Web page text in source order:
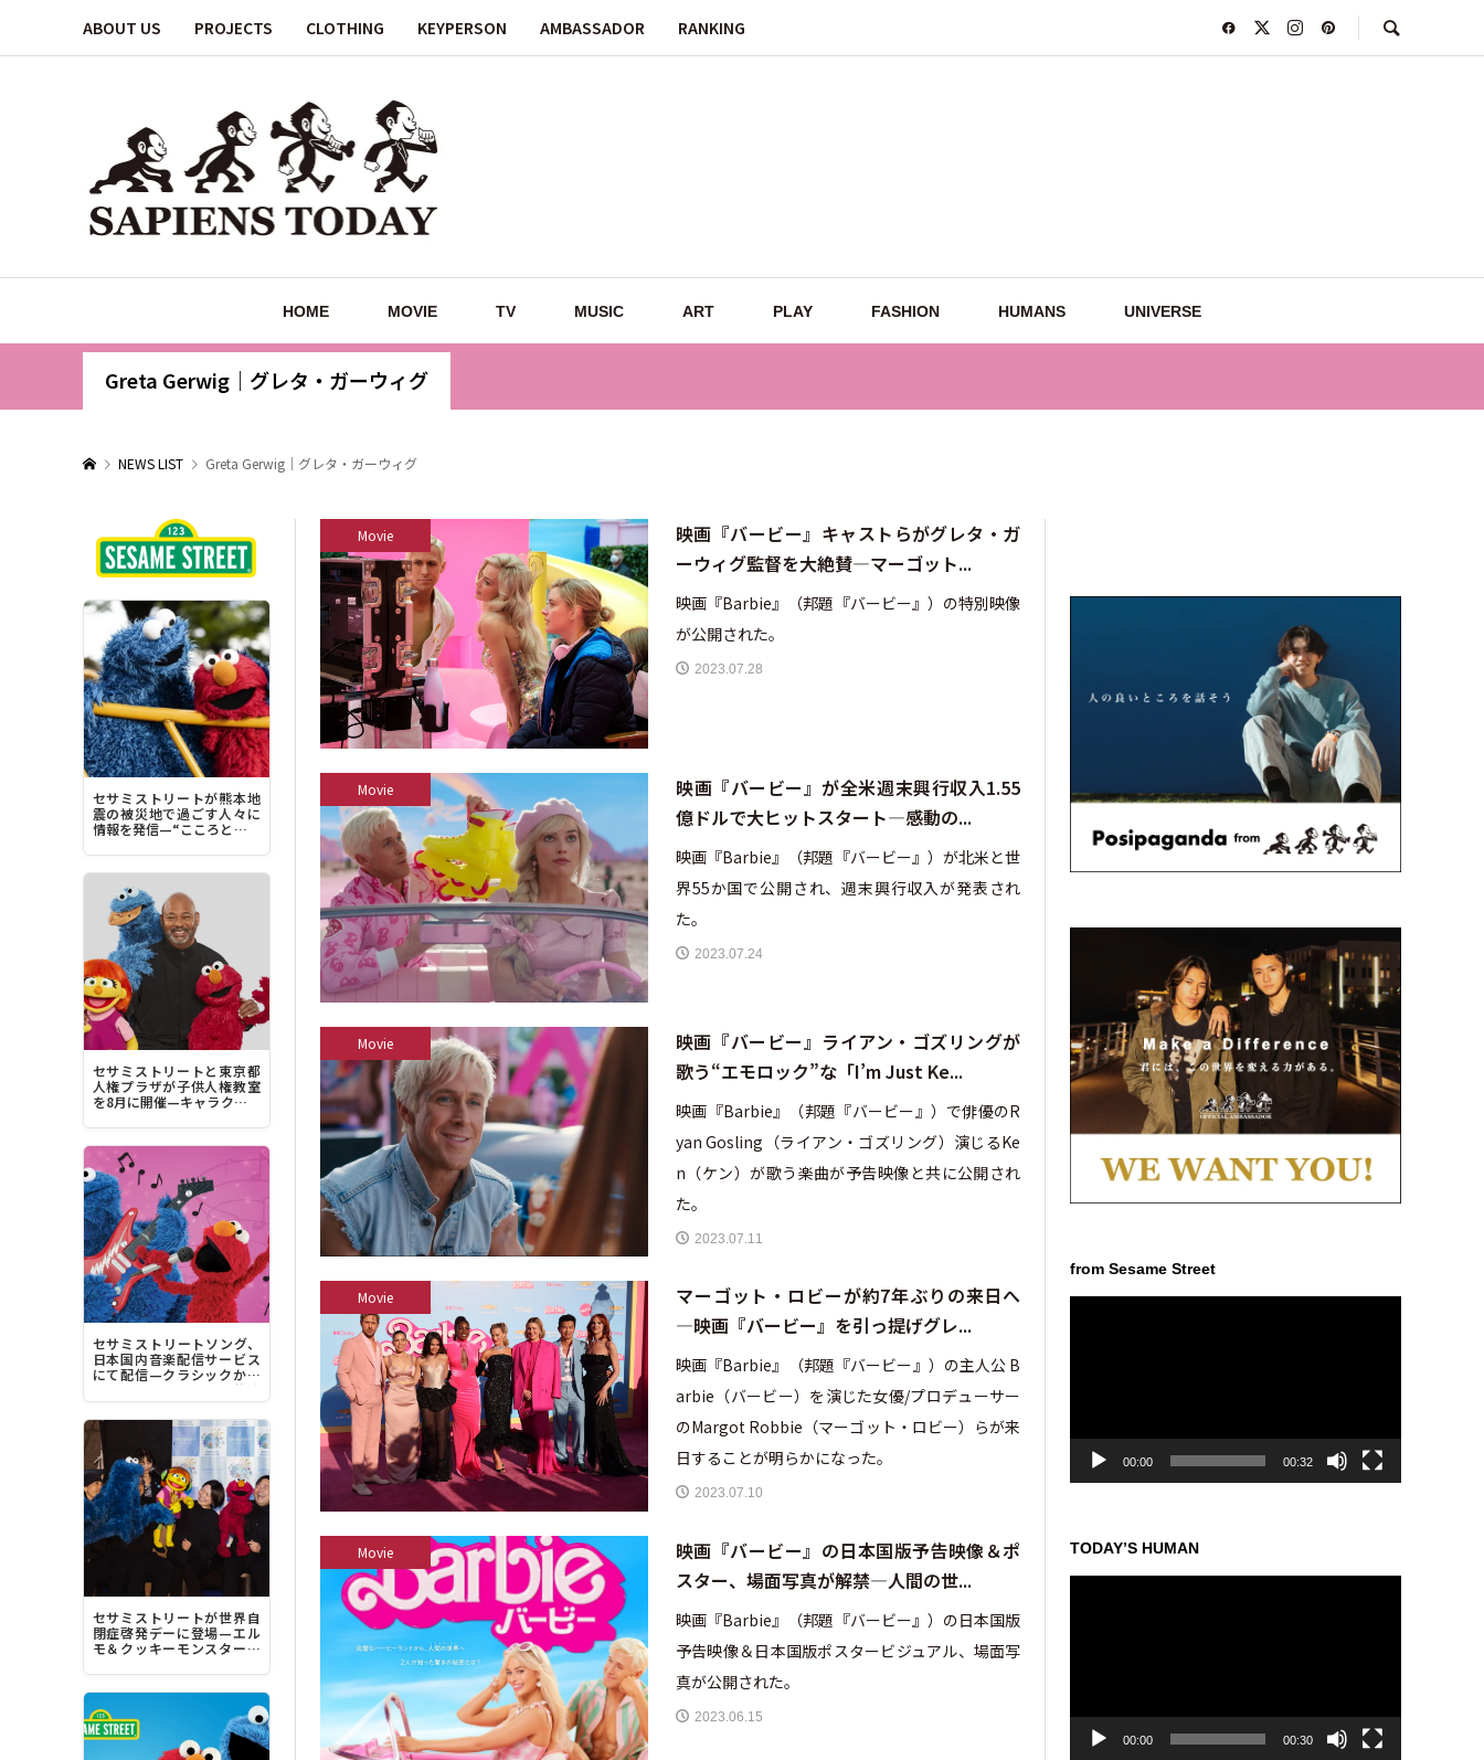
ABOUT US PROJECTS CLOTHING KEYPERSON AMBASSADOR RANKING
HOME MOVIE TV MUSIC ART PLAY FASHION HUMANS UNIVERSE
Greta Gerwig｜グレタ・ガーウィグ
NEWS LIST Greta Gerwig｜グレタ・ガーウィグ
Movie
映画『バービー』キャストらがグレタ・ガ
ーウィグ監督を大絶賛—マーゴット...
映画『Barbie』（邦題『バービー』）の特別映像
が公開された。
2023.07.28
Movie
映画『バービー』が全米週末興行収入1.55
億ドルで大ヒットスタート—感動の...
映画『Barbie』（邦題『バービー』）が北米と世
界55か国で公開され、週末興行収入が発表され
た。
2023.07.24
Movie
映画『バービー』ライアン・ゴズリングが
歌う“エモロック”な「I’m Just Ke...
映画『Barbie』（邦題『バービー』）で俳優のR
yan Gosling（ライアン・ゴズリング）演じるKe
n（ケン）が歌う楽曲が予告映像と共に公開され
た。
2023.07.11
Movie
マーゴット・ロビーが約7年ぶりの来日へ
—映画『バービー』を引っ提げグレ...
映画『Barbie』（邦題『バービー』）の主人公 B
arbie（バービー）を演じた女優/プロデューサー
のMargot Robbie（マーゴット・ロビー）らが来
日することが明らかになった。
2023.07.10
Movie
映画『バービー』の日本国版予告映像＆ポ
スター、場面写真が解禁—人間の世...
映画『Barbie』（邦題『バービー』）の日本国版
予告映像＆日本国版ポスタービジュアル、場面写
真が公開された。
2023.06.15
from Sesame Street
00:00 00:32
TODAY’S HUMAN
00:00 00:30
セサミストリートが熊本地
震の被災地で過ごす人々に
情報を発信—“こころとから
中してみてください”
セサミストリートと東京都
人権プラザが子供人権教室
を8月に開催—キャラクター
リー・ミッチェル来日へ
セサミストリートソング、
日本国内音楽配信サービス
にて配信—クラシックから
豪華アーティストとの共演
曲、最新曲まで1200曲超
セサミストリートが世界自
閉症啓発デーに登場—エル
モ＆クッキーモンスター＆
みんな素晴らしい！”